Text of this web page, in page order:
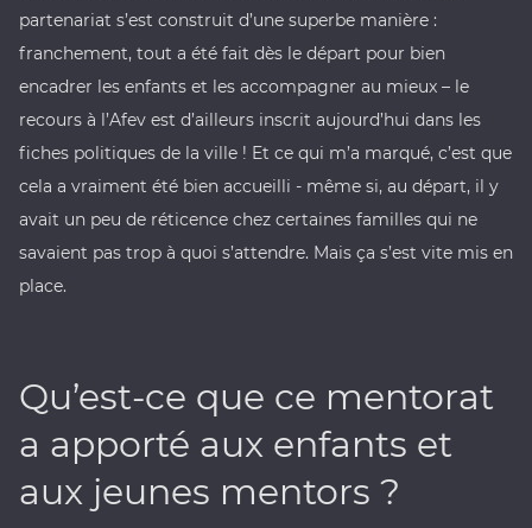
partenariat s’est construit d’une superbe manière :
franchement, tout a été fait dès le départ pour bien
encadrer les enfants et les accompagner au mieux – le
recours à l’Afev est d’ailleurs inscrit aujourd’hui dans les
fiches politiques de la ville ! Et ce qui m’a marqué, c’est que
cela a vraiment été bien accueilli - même si, au départ, il y
avait un peu de réticence chez certaines familles qui ne
savaient pas trop à quoi s’attendre. Mais ça s’est vite mis en
place.
Qu’est-ce que ce mentorat
a apporté aux enfants et
aux jeunes mentors ?